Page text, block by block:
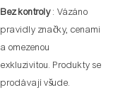
Bez kontroly: Vázáno
pravidly značky, cenami
a omezenou
exkluzivitou. Produkty se
prodávají všude.